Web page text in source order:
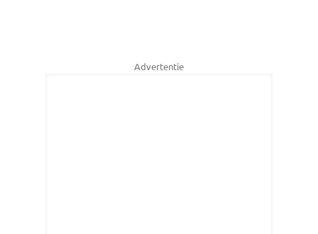
Advertentie